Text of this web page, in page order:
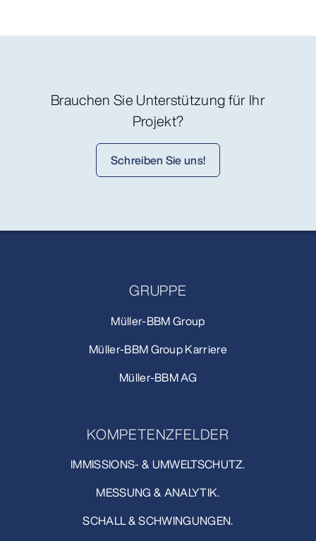
Brauchen Sie Unterstützung für Ihr
Projekt?
Schreiben Sie uns!
GRUPPE
Müller-BBM Group
Müller-BBM Group Karriere
Müller-BBM AG
KOMPETENZFELDER
IMMISSIONS- & UMWELTSCHUTZ.
MESSUNG & ANALYTIK.
SCHALL & SCHWINGUNGEN.